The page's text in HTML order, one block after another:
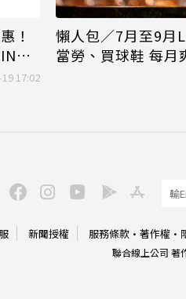
！
17:02
懶人包／7月至9月
當勞、買球鞋 每月
新聞授權 服務條款 · 著作權 ·
聯合線上公司 著